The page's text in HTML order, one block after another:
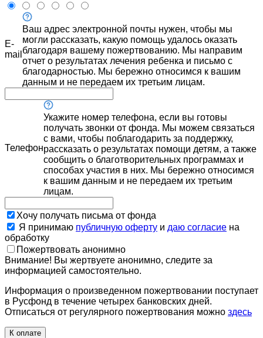
E-
mail
Ваш адрес электронной почты нужен, чтобы мы
могли рассказать, какую помощь удалось оказать
благодаря вашему пожертвованию. Мы направим
отчет о результатах лечения ребенка и письмо с
благодарностью. Мы бережно относимся к вашим
данным и не передаем их третьим лицам.
Телефон
Укажите номер телефона, если вы готовы
получать звонки от фонда. Мы можем связаться
с вами, чтобы поблагодарить за поддержку,
рассказать о результатах помощи детям, а также
сообщить о благотворительных программах и
способах участия в них. Мы бережно относимся
к вашим данным и не передаем их третьим
лицам.
Хочу получать письма от фонда
Я принимаю публичную оферту и даю согласие на
обработку
Пожертвовать анонимно
Внимание! Вы жертвуете анонимно, следите за
информацией самостоятельно.
Информация о произведенном пожертвовании поступает
в Русфонд в течение четырех банковских дней.
Отписаться от регулярного пожертвования можно здесь
К оплате